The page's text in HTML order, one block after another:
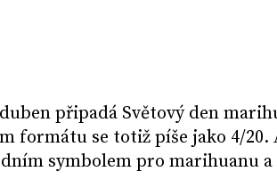
připadá Světový den
formátu se totiž píše jako 4/20.
symbolem pro marihuanu a